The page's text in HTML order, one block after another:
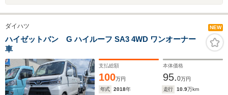
ダイハツ NEW
ハイゼットバン G ハイルーフ SA3 4WD ワンオーナー
車
支払総額
100万円
本体価格
95.0万円
年式
2018年 走行 10.9万km